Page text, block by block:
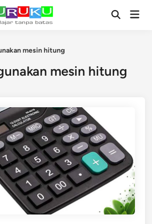
OpenMain
mesin hitung
mesin hitung